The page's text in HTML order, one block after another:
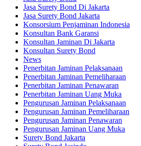
Jasa Surety Bond Di Jakarta
Jasa Surety Bond Jakarta
Konsorsium Penjaminan Indonesia
Konsultan Bank Garansi
Konsultan Jaminan Di Jakarta
Konsultan Surety Bond
News
Penerbitan Jaminan Pelaksanaan
Penerbitan Jaminan Pemeliharaan
Penerbitan Jaminan Penawaran
Penerbitan Jaminan Uang Muka
Pengurusan Jaminan Pelaksanaan
Pengurusan Jaminan Pemeliharaan
Pengurusan Jaminan Penawaran
Pengurusan Jaminan Uang Muka
Surety Bond Jakarta